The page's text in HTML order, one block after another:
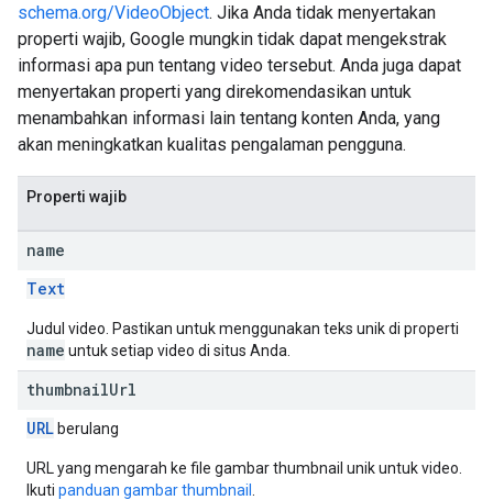
schema.org/VideoObject. Jika Anda tidak menyertakan
properti wajib, Google mungkin tidak dapat mengekstrak
informasi apa pun tentang video tersebut. Anda juga dapat
menyertakan properti yang direkomendasikan untuk
menambahkan informasi lain tentang konten Anda, yang
akan meningkatkan kualitas pengalaman pengguna.
Properti wajib
name
Text
Judul video. Pastikan untuk menggunakan teks unik di properti
name untuk setiap video di situs Anda.
thumbnailUrl
URLberulang
URL yang mengarah ke file gambar thumbnail unik untuk video.
Ikuti panduan gambar thumbnail